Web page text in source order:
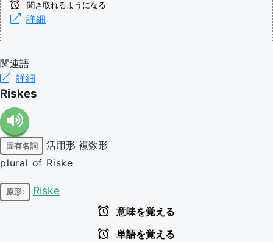
聞き取れるようになる
詳細
関連語
詳細
Riskes
固有名詞 活用形 複数形
plural of Riske
原形: Riske
意味を覚える
単語を覚える